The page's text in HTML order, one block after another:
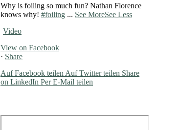
Why is foiling so much fun? Nathan Florence
knows why! #foiling ... See MoreSee Less
Video
View on Facebook
· Share
Auf Facebook teilen Auf Twitter teilen Share
on LinkedIn Per E-Mail teilen